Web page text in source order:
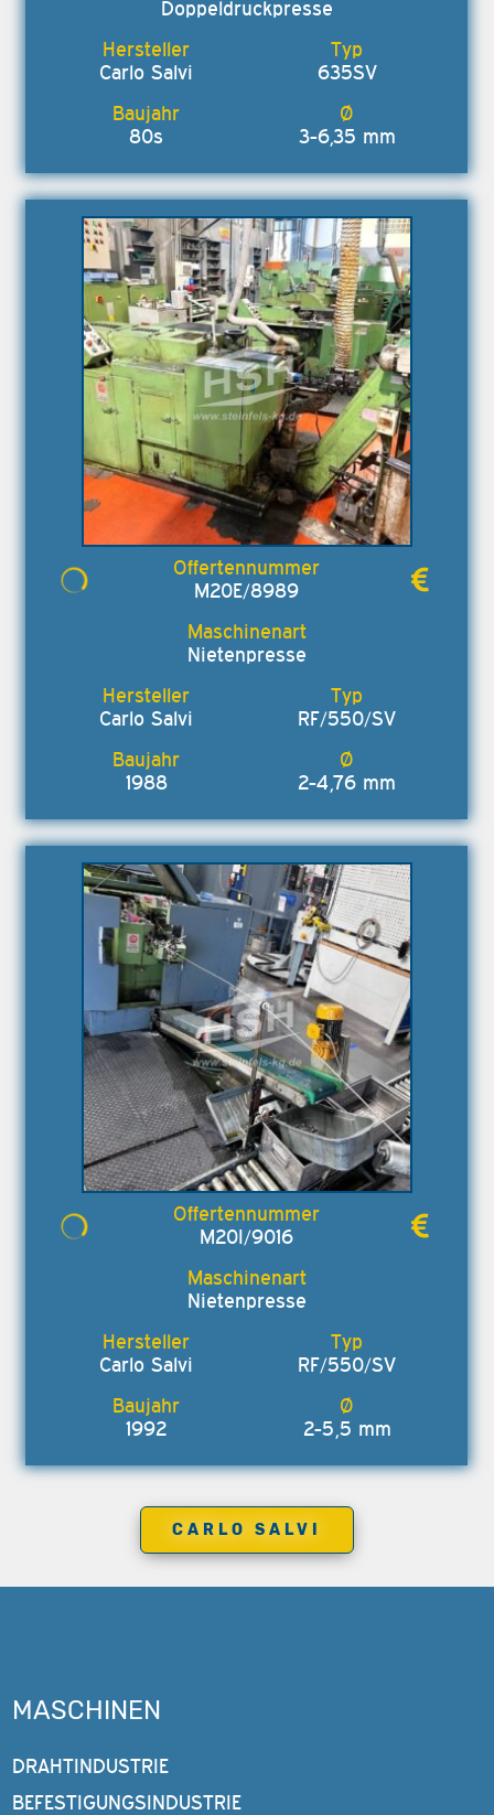
Doppeldruckpresse
Carlo Salvi 635SV
80s 3-6,35 mm
M20E/8989
Nietenpresse
Carlo Salvi RF/550/SV
1988 2-4,76 mm
M20I/9016
Nietenpresse
Carlo Salvi RF/550/SV
1992 2-5,5 mm
CARLO SALVI
MASCHINEN
DRAHTINDUSTRIE
BEFESTIGUNGSINDUSTRIE